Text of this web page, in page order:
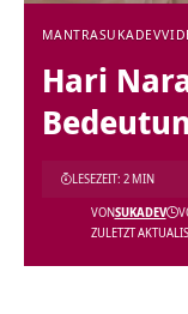
MANTRASUKADEV
Hari
ZULETZT
VONSUKADEV
LESEZEIT: 2 MIN